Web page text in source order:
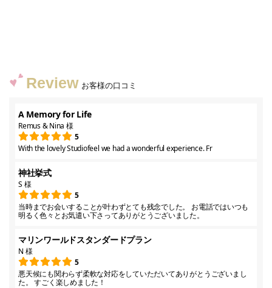
Review お客様の口コミ
A Memory for Life
Remus & Nina 様
5
With the lovely Studiofeel we had a wonderful experience. Fr
神社挙式
S 様
5
当時までお会いすることが叶わずとても残念でした。 お電話ではいつも
明るく色々とお気遣い下さってありがとうございました。
マリンワールドスタンダードプラン
N 様
5
悪天候にも関わらず柔軟な対応をしていただいてありがとうございまし
た。 すごく楽しめました！